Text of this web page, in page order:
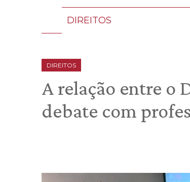
DIREITOS
DIREITOS
A relação entre o
debate com